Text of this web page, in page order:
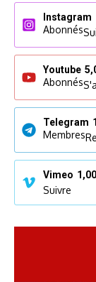
Instagram
Abonnés
Youtube
Abonnés
Telegram
Membres
Vimeo
Suivre